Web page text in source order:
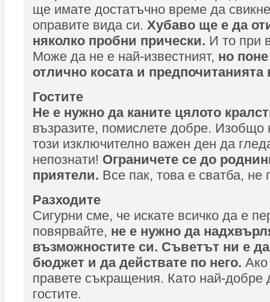
ще имате достатъчно време да
оправите вида си. Хубаво ще е да
няколко пробни прически. И то при
Може да не е най-известният, но
отлично косата и предпочитанията
Гостите
Не е нужно да каните цялото
възразите, помислете добре. Изобщо
този изключително важен ден да
непознати! Ограничете се до
приятели. Все пак, това е сватба, не
Разходите
Сигурни сме, че искате всичко да е
повярвайте, не е нужно да
възможностите си. Съветът ни е
бюджет и да действате по него.
правете съкращения. Като най-добре
гостите.